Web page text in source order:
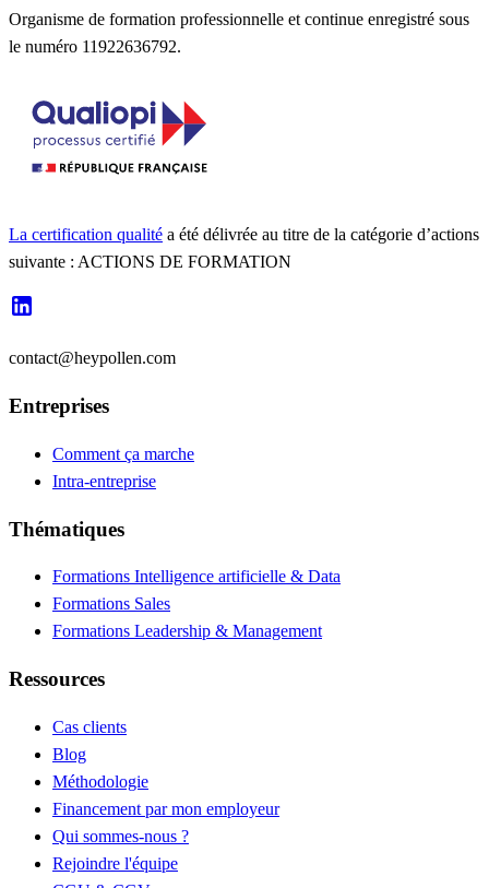
Organisme de formation professionnelle et continue enregistré sous
le numéro 11922636792.
La certification qualité a été délivrée au titre de la catégorie d’actions
suivante : ACTIONS DE FORMATION
contact@heypollen.com
Entreprises
Comment ça marche
Intra-entreprise
Thématiques
Formations Intelligence artificielle & Data
Formations Sales
Formations Leadership & Management
Ressources
Cas clients
Blog
Méthodologie
Financement par mon employeur
Qui sommes-nous ?
Rejoindre l'équipe